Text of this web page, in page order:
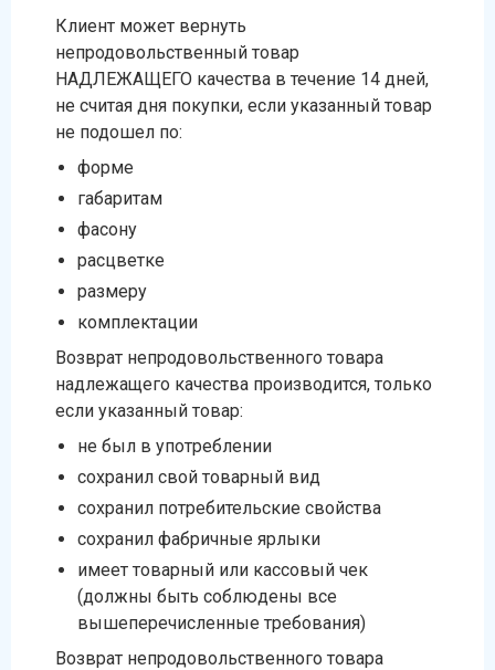
Клиент может вернуть
непродовольственный товар
НАДЛЕЖАЩЕГО качества в течение 14 дней,
не считая дня покупки, если указанный товар
не подошел по:
форме
габаритам
фасону
расцветке
размеру
комплектации
Возврат непродовольственного товара
надлежащего качества производится, только
если указанный товар:
не был в употреблении
сохранил свой товарный вид
сохранил потребительские свойства
сохранил фабричные ярлыки
имеет товарный или кассовый чек
(должны быть соблюдены все
вышеперечисленные требования)
Возврат непродовольственного товара